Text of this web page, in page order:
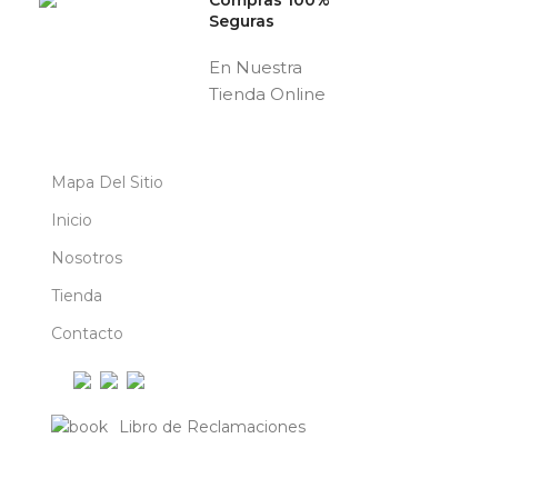
Seguras
En Nuestra
Tienda Online
Mapa Del Sitio
Inicio
Nosotros
Tienda
Contacto
Libro de Reclamaciones